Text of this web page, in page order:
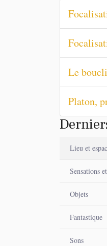
Le
Platon,
Lieu et
Sensations
Objets
Fantastique
Sons